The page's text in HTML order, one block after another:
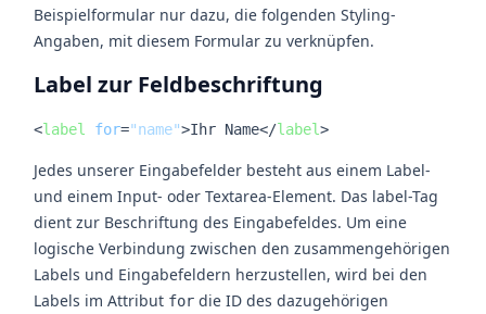
Beispielformular nur dazu, die folgenden Styling-
Angaben, mit diesem Formular zu verknüpfen.
Label zur Feldbeschriftung
<label for="name">Ihr Name</label>
Jedes unserer Eingabefelder besteht aus einem Label-
und einem Input- oder Textarea-Element. Das label-Tag
dient zur Beschriftung des Eingabefeldes. Um eine
logische Verbindung zwischen den zusammengehörigen
Labels und Eingabefeldern herzustellen, wird bei den
Labels im Attribut for die ID des dazugehörigen